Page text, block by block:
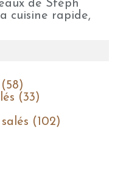
cuisine rapide,
(33)
(102)